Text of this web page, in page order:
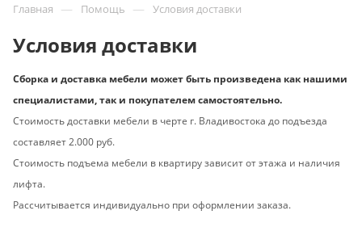
Главная — Помощь — Условия доставки
Условия доставки
Сборка и доставка мебели может быть произведена как нашими
специалистами, так и покупателем самостоятельно.
Стоимость доставки мебели в черте г. Владивостока до подъезда
составляет 2.000 руб.
Стоимость подъема мебели в квартиру зависит от этажа и наличия
лифта.
Рассчитывается индивидуально при оформлении заказа.